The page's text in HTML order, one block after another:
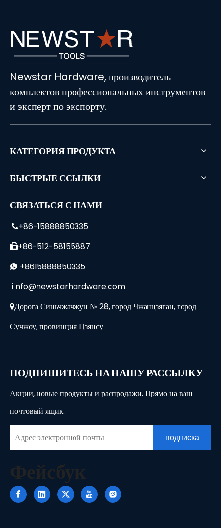
Newstar Hardware, производитель
комплектов профессиональных инструментов
и эксперт по экспорту.
КАТЕГОРИЯ ПРОДУКТА
БЫСТРЫЕ ССЫЛКИ
СВЯЗАТЬСЯ С НАМИ
+86-15888850335
+86-512-58155887
 +8615888850335
i nfo@newstarhardware.com
Дорога Синьчжачжун № 28, город Чжанцзяган, город
Сучжоу, провинция Цзянсу
ПОДПИШИТЕСЬ НА НАШУ РАССЫЛКУ
Акции, новые продукты и распродажи. Прямо на ваш
почтовый ящик.
подписка
Фейсбук